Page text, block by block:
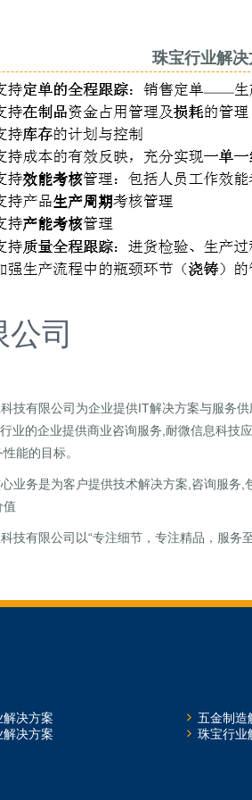
珠宝行业解决
司
技有限公司为企业提供IT解决方案与服务
的企业提供商业咨询服务,耐微信息科技
能的目标。
业务是为客户提供技术解决方案,咨询服务
值
技有限公司以“专注细节，专注精品，服务
解决方案
五金制造
解决方案 珠宝行业